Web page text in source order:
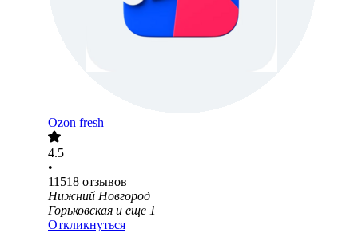
Ozon fresh
4.5
•
11518 отзывов
Нижний Новгород
Горьковская и еще 1
Откликнуться